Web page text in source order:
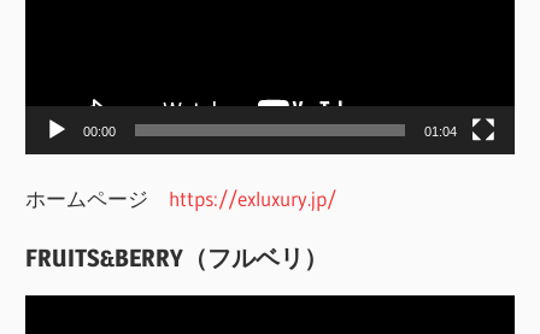
ー
00:00 01:04
ホームページ https://exluxury.jp/
FRUITS&BERRY（フルベリ）